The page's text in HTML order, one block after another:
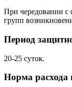
При чередовании с
групп
Период
20-25 суток.
Норма расхода